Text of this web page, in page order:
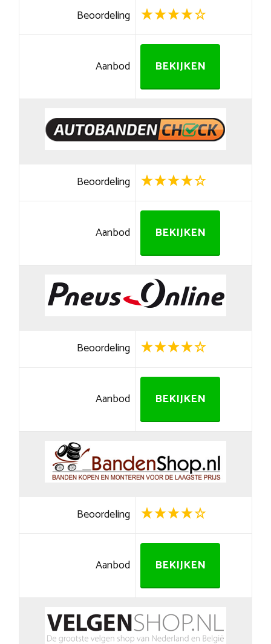
Beoordeling
Aanbod BEKIJKEN
Beoordeling
Aanbod BEKIJKEN
Beoordeling
Aanbod BEKIJKEN
Beoordeling
Aanbod BEKIJKEN